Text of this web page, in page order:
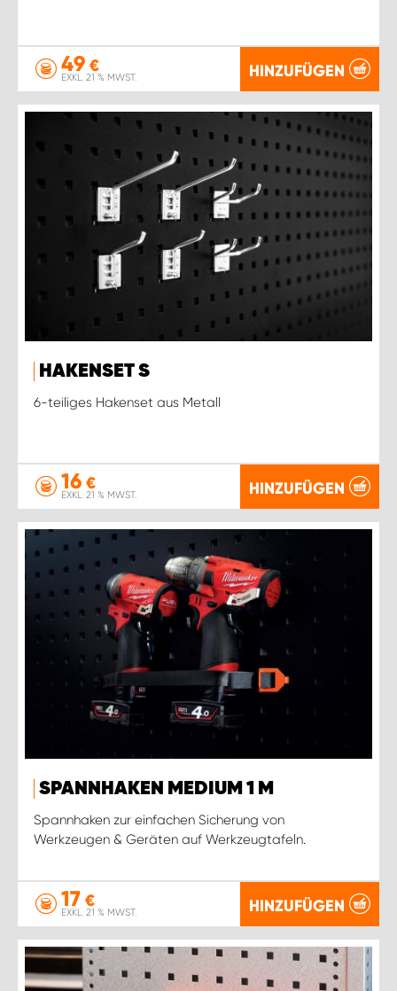
49 €
EXKL. 21 % MWST. HINZUFÜGEN
HAKENSET S
6-teiliges Hakenset aus Metall
16 €
EXKL. 21 % MWST. HINZUFÜGEN
SPANNHAKEN MEDIUM 1 M
Spannhaken zur einfachen Sicherung von
Werkzeugen & Geräten auf Werkzeugtafeln.
17 €
EXKL. 21 % MWST. HINZUFÜGEN